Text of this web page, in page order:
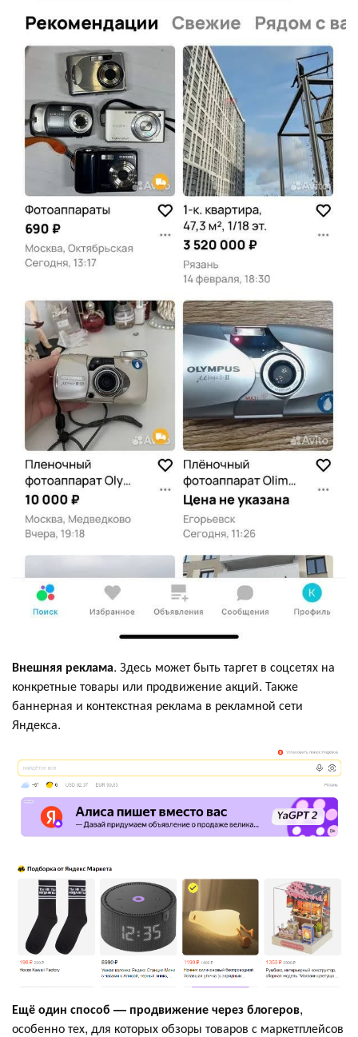
Внешняя реклама. Здесь может быть таргет в соцсетях на
конкретные товары или продвижение акций. Также
баннерная и контекстная реклама в рекламной сети
Яндекса.
Ещё один способ — продвижение через блогеров,
особенно тех, для которых обзоры товаров с маркетплейсов